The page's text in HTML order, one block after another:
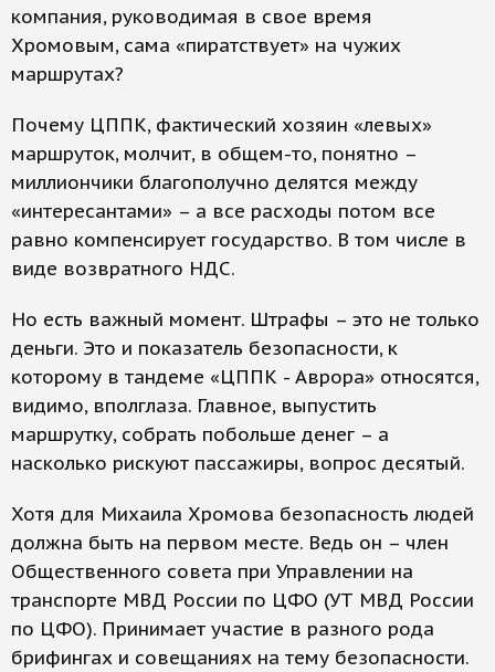
компания, руководимая в свое время
Хромовым, сама «пиратствует» на чужих
маршрутах?
Почему ЦППК, фактический хозяин «левых»
маршруток, молчит, в общем-то, понятно –
миллиончики благополучно делятся между
«интересантами» – а все расходы потом все
равно компенсирует государство. В том числе в
виде возвратного НДС.
Но есть важный момент. Штрафы – это не только
деньги. Это и показатель безопасности, к
которому в тандеме «ЦППК - Аврора» относятся,
видимо, вполглаза. Главное, выпустить
маршрутку, собрать побольше денег – а
насколько рискуют пассажиры, вопрос десятый.
Хотя для Михаила Хромова безопасность людей
должна быть на первом месте. Ведь он – член
Общественного совета при Управлении на
транспорте МВД России по ЦФО (УТ МВД России
по ЦФО). Принимает участие в разного рода
брифингах и совещаниях на тему безопасности.